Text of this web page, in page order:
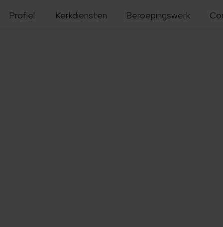
Profiel Kerkdiensten Beroepingswerk